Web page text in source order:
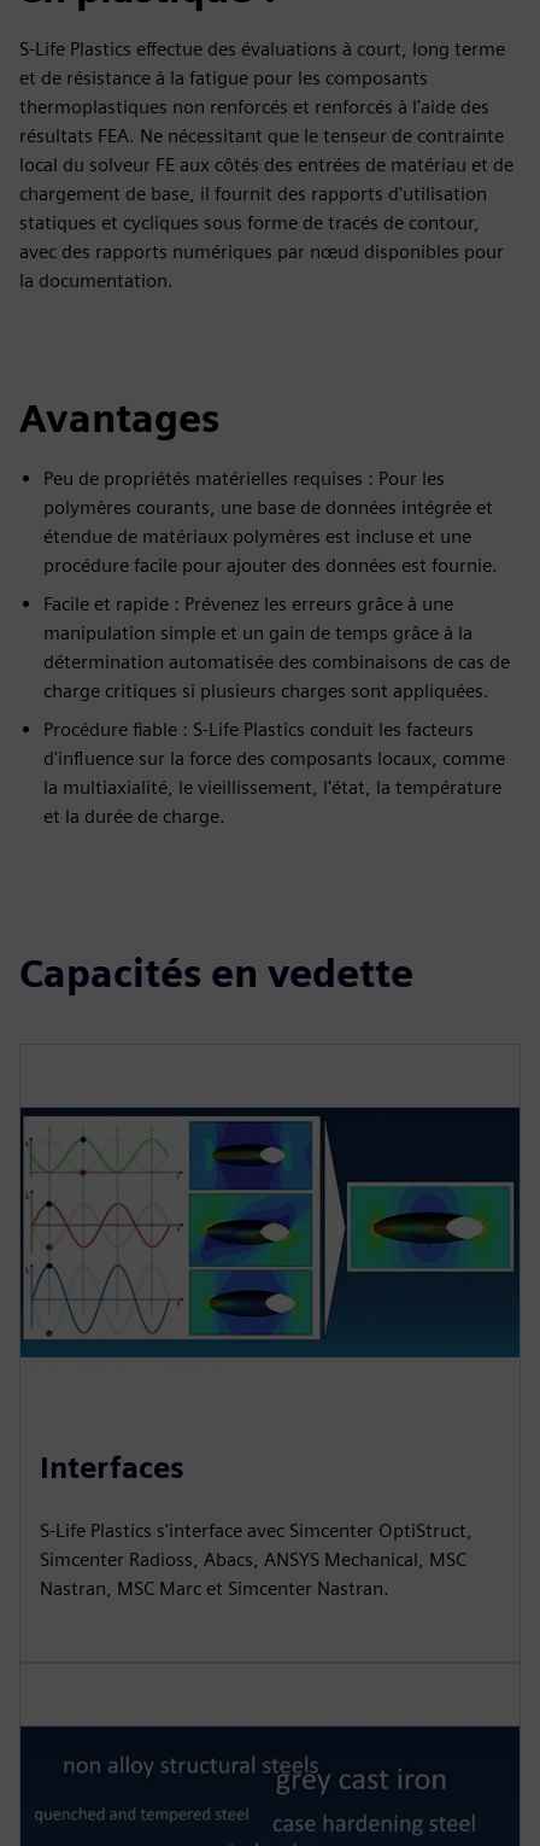
S-Life Plastics effectue des évaluations à court, long terme
et de résistance à la fatigue pour les composants
thermoplastiques non renforcés et renforcés à l'aide des
résultats FEA. Ne nécessitant que le tenseur de contrainte
local du solveur FE aux côtés des entrées de matériau et de
chargement de base, il fournit des rapports d'utilisation
statiques et cycliques sous forme de tracés de contour,
avec des rapports numériques par nœud disponibles pour
la documentation.
Avantages
Peu de propriétés matérielles requises : Pour les
polymères courants, une base de données intégrée et
étendue de matériaux polymères est incluse et une
procédure facile pour ajouter des données est fournie.
Facile et rapide : Prévenez les erreurs grâce à une
manipulation simple et un gain de temps grâce à la
détermination automatisée des combinaisons de cas de
charge critiques si plusieurs charges sont appliquées.
Procédure fiable : S-Life Plastics conduit les facteurs
d'influence sur la force des composants locaux, comme
la multiaxialité, le vieillissement, l'état, la température
et la durée de charge.
Capacités en vedette
Interfaces
S-Life Plastics s'interface avec Simcenter OptiStruct,
Simcenter Radioss, Abacs, ANSYS Mechanical, MSC
Nastran, MSC Marc et Simcenter Nastran.